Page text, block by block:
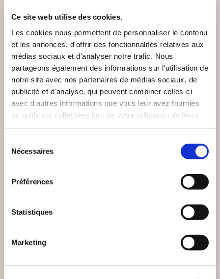
Ce site web utilise des cookies.
Les cookies nous permettent de personnaliser le contenu
et les annonces, d'offrir des fonctionnalités relatives aux
médias sociaux et d'analyser notre trafic. Nous
partageons également des informations sur l'utilisation de
notre site avec nos partenaires de médias sociaux, de
publicité et d'analyse, qui peuvent combiner celles-ci
avec d'autres informations que vous leur avez fournies
ou qu'ils ont collectées lors de votre utilisation de leurs
Nécessaires
Préférences
Statistiques
Marketing
JUSTE UN COACH DE
29€00
(0 avis)
YOG'AGENDA - 365
29€90